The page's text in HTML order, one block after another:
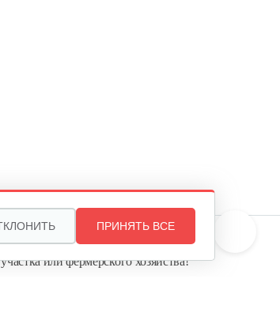
подобрать идеальный вариант
или фермерского хозяйства!
ПРИНЯТЬ ВСЕ